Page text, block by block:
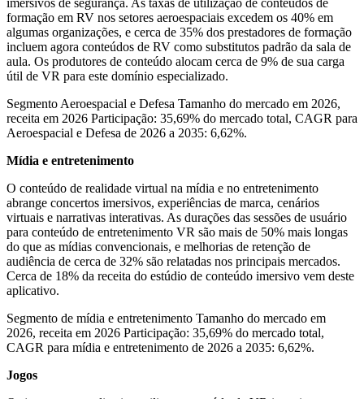
imersivos de segurança. As taxas de utilização de conteúdos de
formação em RV nos setores aeroespaciais excedem os 40% em
algumas organizações, e cerca de 35% dos prestadores de formação
incluem agora conteúdos de RV como substitutos padrão da sala de
aula. Os produtores de conteúdo alocam cerca de 9% de sua carga
útil de VR para este domínio especializado.
Segmento Aeroespacial e Defesa Tamanho do mercado em 2026,
receita em 2026 Participação: 35,69% do mercado total, CAGR para
Aeroespacial e Defesa de 2026 a 2035: 6,62%.
Mídia e entretenimento
O conteúdo de realidade virtual na mídia e no entretenimento
abrange concertos imersivos, experiências de marca, cenários
virtuais e narrativas interativas. As durações das sessões de usuário
para conteúdo de entretenimento VR são mais de 50% mais longas
do que as mídias convencionais, e melhorias de retenção de
audiência de cerca de 32% são relatadas nos principais mercados.
Cerca de 18% da receita do estúdio de conteúdo imersivo vem deste
aplicativo.
Segmento de mídia e entretenimento Tamanho do mercado em
2026, receita em 2026 Participação: 35,69% do mercado total,
CAGR para mídia e entretenimento de 2026 a 2035: 6,62%.
Jogos